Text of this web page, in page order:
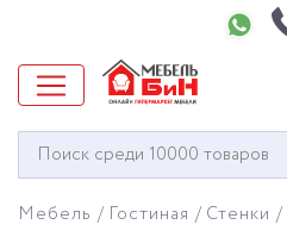
Окно
поиска
Мебель Гостиная Стенки